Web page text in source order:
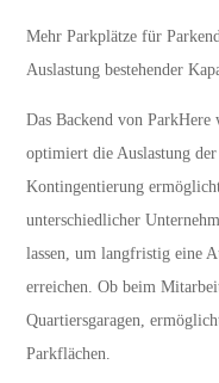
Mehr Parkplätze für
Auslastung bestehender
Das Backend von ParkHere
optimiert die Auslastung
Kontingentierung
unterschiedlicher
lassen, um langfristig eine
erreichen. Ob beim
Quartiersgaragen,
Parkflächen.